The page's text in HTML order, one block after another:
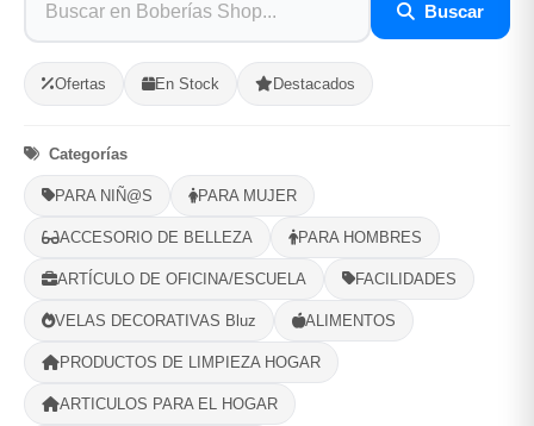
Buscar
Ofertas En Stock Destacados
Categorías
PARA NIÑ@S PARA MUJER
ACCESORIO DE BELLEZA PARA HOMBRES
ARTÍCULO DE OFICINA/ESCUELA FACILIDADES
VELAS DECORATIVAS Bluz ALIMENTOS
PRODUCTOS DE LIMPIEZA HOGAR
ARTICULOS PARA EL HOGAR
Opciones de Envio
Selecciona tu ubicacion
PROVINCIA